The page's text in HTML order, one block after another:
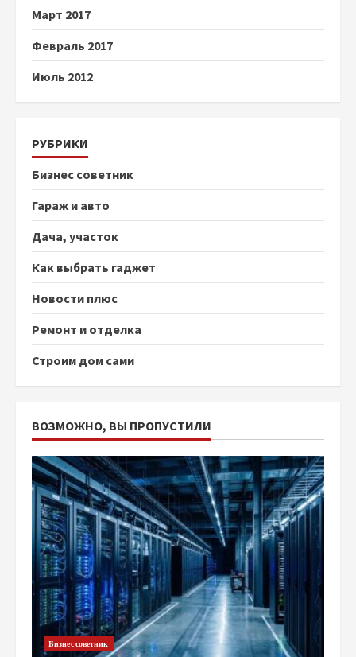
Март 2017
Февраль 2017
Июль 2012
РУБРИКИ
Бизнес советник
Гараж и авто
Дача, участок
Как выбрать гаджет
Новости плюс
Ремонт и отделка
Строим дом сами
ВОЗМОЖНО, ВЫ ПРОПУСТИЛИ
Бизнес советник